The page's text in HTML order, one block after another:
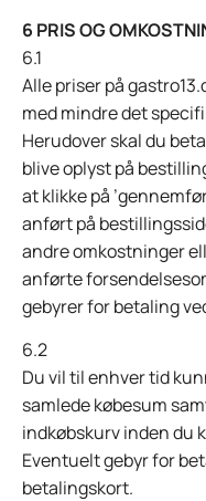
6 PRIS OG
6.1
Alle priser på
med mindre det
Herudover skal du
blive oplyst på
at klikke på
anført på
andre omkostninger
anførte
gebyrer for betaling
6.2
Du vil til enhver tid
samlede købesum
indkøbskurv inden du
Eventuelt gebyr for
betalingskort.